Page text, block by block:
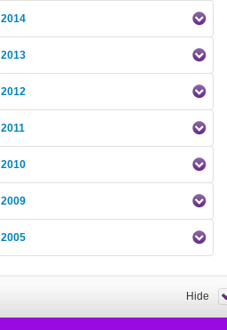
2014
2013
2012
2011
2010
2009
2005
Hide